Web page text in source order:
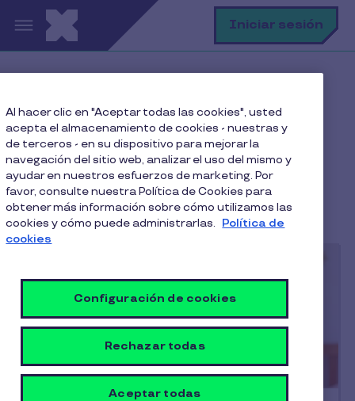
Pasar al contenido principal Iniciar sesión
Equidad
Artículo más reciente
Al hacer clic en "Aceptar todas las cookies", usted
acepta el almacenamiento de cookies - nuestras y
de terceros - en su dispositivo para mejorar la
navegación del sitio web, analizar el uso del mismo y
ayudar en nuestros esfuerzos de marketing. Por
favor, consulte nuestra Política de Cookies para
obtener más información sobre cómo utilizamos las
cookies y cómo puede administrarlas. Política de
cookies
Configuración de cookies
Rechazar todas
Aceptar todas